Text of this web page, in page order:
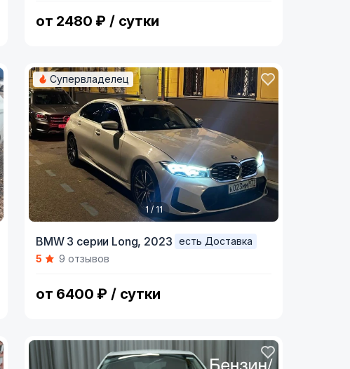
от 2480 ₽ / сутки
of
Супервладелец
1 / 11
BMW 3 серии Long, 2023
есть Доставка
5
9 отзывов
от 6400 ₽ / сутки